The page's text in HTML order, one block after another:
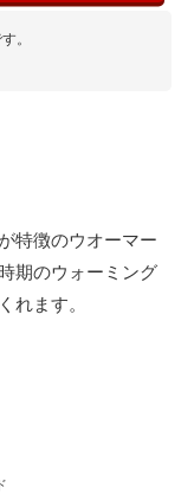
。
特徴のウオーマー
期のウォーミング
れます。